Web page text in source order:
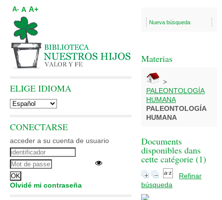
Nueva búsqueda
Materias
>
PALEONTOLOGÍA
HUMANA
PALEONTOLOGÍA
HUMANA
Documents
disponibles dans
cette catégorie (1)
Refinar
búsqueda
A- A A+
ELIGE IDIOMA
CONECTARSE
acceder a su cuenta de usuario
Olvidé mi contraseña